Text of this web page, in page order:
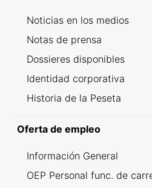
Noticias en los medios
Notas de prensa
Dossieres disponibles
Identidad corporativa
Historia de la Peseta
Oferta de empleo
Información General
OEP Personal func. de